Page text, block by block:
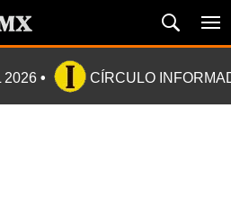
2026 CÍRCULO